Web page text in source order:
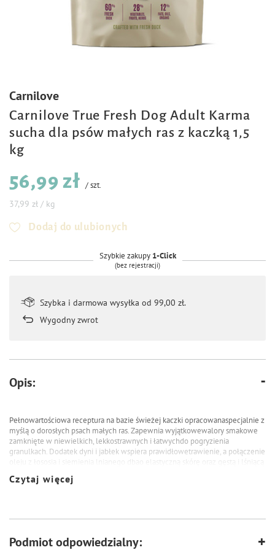
Carnilove
Carnilove True Fresh Dog Adult Karma
sucha dla psów małych ras z kaczką 1,5
kg
56,99 zł /szt.
37,99 zł / kg
Dodaj do ulubionych
Szybkie zakupy 1-Click
(bez rejestracji)
Szybka i darmowa wysyłka od 99,00 zł.
Wygodny zwrot
Opis:
Pełnowartościowa receptura na bazie świeżej kaczki opracowanaspecjalnie z
myślą o dorosłych psach małych ras. Zapewnia wyjątkowewalory smakowe
zamknięte w niewielkich, lekkostrawnych i łatwychdo pogryzienia
granulkach. Dodatek dyni i jabłek wspiera prawidłowetrawienie, a połączenie
oleju z łososia i siemienia lnianego dbao elastyczną skórę oraz gęstą i lśniącą
ogólną witalność, idealniewpisując się w naturalne potrzeby Twojego psa.
12% tłuszczów, olejów i podrobów
Czytaj więcej
Podmiot odpowiedzialny: